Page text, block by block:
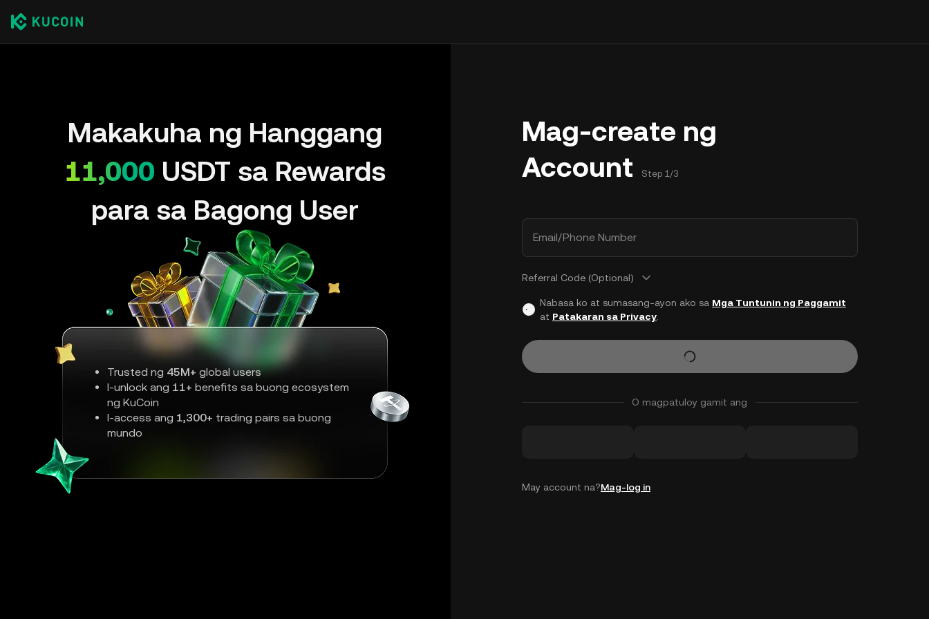
Makakuha ng Hanggang
11,000 USDT sa Rewards
para sa Bagong User
Trusted ng 45M+ global users
I-unlock ang 11+ benefits sa buong ecosystem
ng KuCoin
I-access ang 1,300+ trading pairs sa buong
mundo
Mag-create ng
Account
Step 1/3
Email/Phone Number
Referral Code (Optional)
Nabasa ko at sumasang-ayon ako sa Mga Tuntunin ng Paggamit
at Patakaran sa Privacy.
O magpatuloy gamit ang
May account na?Mag-log in